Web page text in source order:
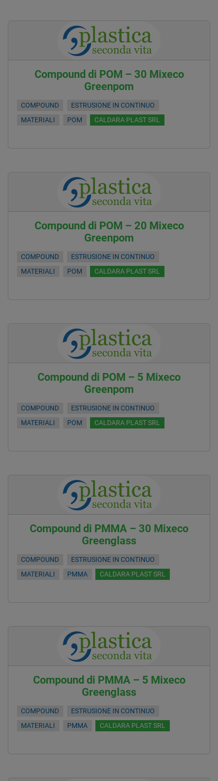
Compound di POM – 30 Mixeco
Greenpom
COMPOUND
ESTRUSIONE IN CONTINUO
MATERIALI
POM CALDARA PLAST SRL
Compound di POM – 20 Mixeco
Greenpom
COMPOUND
ESTRUSIONE IN CONTINUO
MATERIALI
POM CALDARA PLAST SRL
Compound di POM – 5 Mixeco
Greenpom
COMPOUND
ESTRUSIONE IN CONTINUO
MATERIALI
POM CALDARA PLAST SRL
Compound di PMMA – 30 Mixeco
Greenglass
COMPOUND
ESTRUSIONE IN CONTINUO
MATERIALI
PMMA CALDARA PLAST SRL
Compound di PMMA – 5 Mixeco
Greenglass
COMPOUND
ESTRUSIONE IN CONTINUO
MATERIALI
PMMA CALDARA PLAST SRL